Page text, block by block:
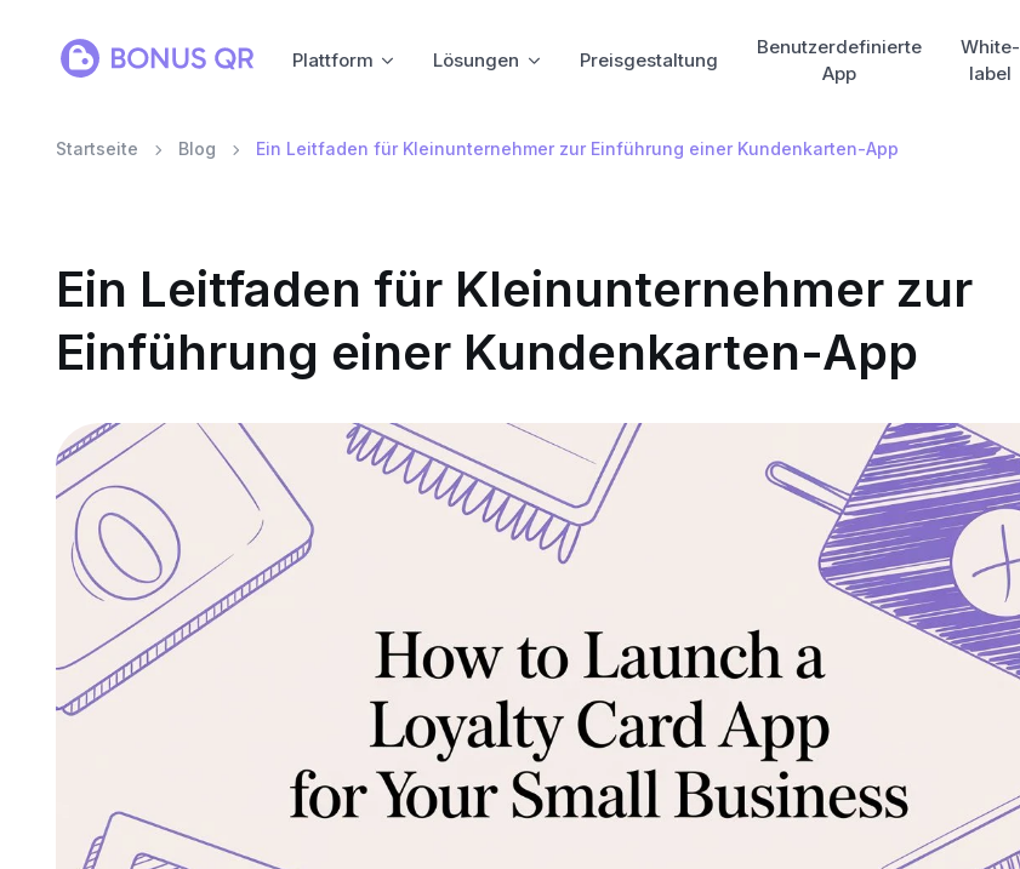
Plattform Lösungen Preisgestaltung
Benutzerdefinierte
App
White-
label
Startseite Blog Ein Leitfaden für Kleinunternehmer zur Einführung einer Kundenkarten-App
Ein Leitfaden für Kleinunternehmer zur
Einführung einer Kundenkarten-App